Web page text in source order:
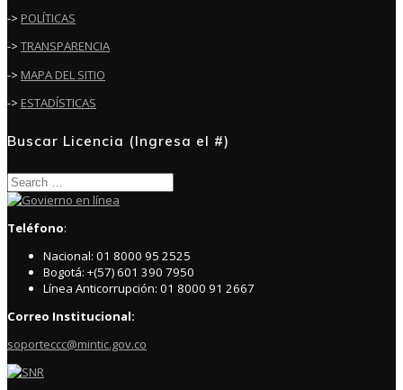
-> POLÍTICAS
-> TRANSPARENCIA
-> MAPA DEL SITIO
-> ESTADÍSTICAS
Buscar Licencia (Ingresa el #)
Search
for:
Teléfono:
Nacional: 01 8000 95 2525
Bogotá: +(57) 601 390 7950
Línea Anticorrupción: 01 8000 91 2667
Correo Institucional:
soporteccc@mintic.gov.co